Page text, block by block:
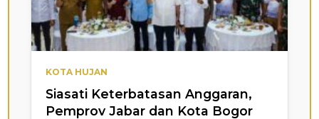
KOTA HUJAN
Siasati Keterbatasan Anggaran,
Pemprov Jabar dan Kota Bogor